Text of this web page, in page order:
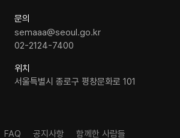
문의
semaaa@seoul.go.kr
02-2124-7400
위치
서울특별시 종로구 평창문화로 101
FAQ 공지사항 함께한 사람들